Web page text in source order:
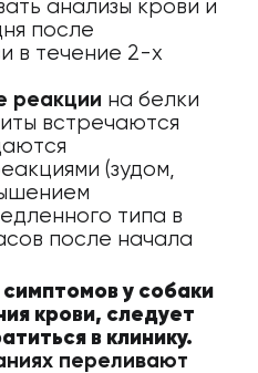
анализы крови и
после
в течение 2-х
реакции на белки
встречаются
(зудом,
типа в
после начала
симптомов у собаки
крови, следует
в клинику.
переливают